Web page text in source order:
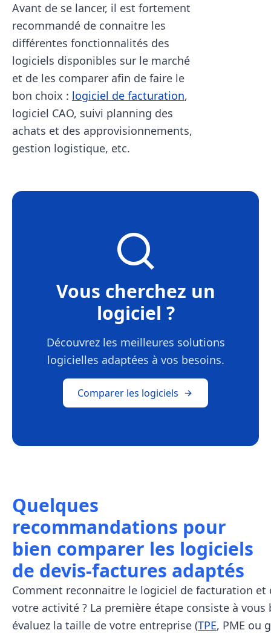
Avant de se lancer, il est fortement
recommandé de connaitre les
différentes fonctionnalités des
logiciels disponibles sur le marché
et de les comparer afin de faire le
bon choix : logiciel de facturation,
logiciel CAO, suivi planning des
achats et des approvisionnements,
gestion logistique, etc.
Vous cherchez un
logiciel ?
Découvrez les meilleures solutions
logicielles adaptées à vos besoins.
Comparer les logiciels
Quelques
recommandations pour
bien comparer les logiciels
de devis-factures adaptés
Comment reconnaitre le logiciel de facturation et
votre activité ? La première étape consiste à
évaluez la taille de votre entreprise (TPE, PME ou